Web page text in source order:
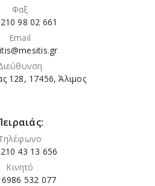
Φαξ
98 02 661
Email
128, 17456, Άλιμος
43 13 656
Κινητό
532 077